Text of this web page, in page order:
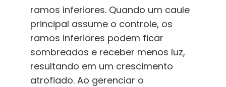
ramos inferiores. Quando um caule
principal assume o controle, os
ramos inferiores podem ficar
sombreados e receber menos luz,
resultando em um crescimento
atrofiado. Ao gerenciar o